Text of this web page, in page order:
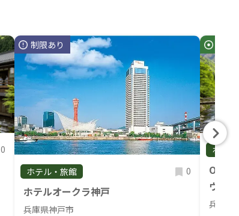
0
制限あり
ホテル・旅館 0
ホテルオークラ神戸
兵庫県神戸市
ホテ
ウナ(
兵庫県